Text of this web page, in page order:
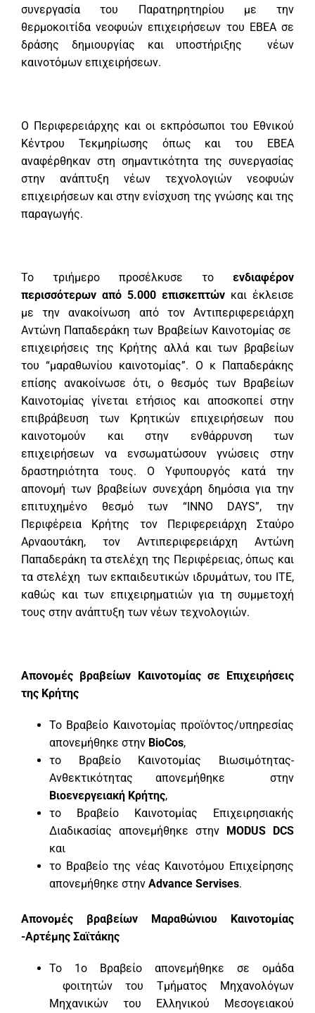
συνεργασία του Παρατηρητηρίου με την
θερμοκοιτίδα νεοφυών επιχειρήσεων του ΕΒΕΑ σε
δράσης δημιουργίας και υποστήριξης νέων
καινοτόμων επιχειρήσεων.
Ο Περιφερειάρχης και οι εκπρόσωποι του Εθνικού
Κέντρου Τεκμηρίωσης όπως και του ΕΒΕΑ
αναφέρθηκαν στη σημαντικότητα της συνεργασίας
στην ανάπτυξη νέων τεχνολογιών νεοφυών
επιχειρήσεων και στην ενίσχυση της γνώσης και της
παραγωγής.
Το τριήμερο προσέλκυσε το ενδιαφέρον
περισσότερων από 5.000 επισκεπτών και έκλεισε
με την ανακοίνωση από τον Αντιπεριφερειάρχη
Αντώνη Παπαδεράκη των Βραβείων Καινοτομίας σε
επιχειρήσεις της Κρήτης αλλά και των βραβείων
του “μαραθωνίου καινοτομίας”. Ο κ Παπαδεράκης
επίσης ανακοίνωσε ότι, ο θεσμός των Βραβείων
Καινοτομίας γίνεται ετήσιος και αποσκοπεί στην
επιβράβευση των Κρητικών επιχειρήσεων που
καινοτομούν και στην ενθάρρυνση των
επιχειρήσεων να ενσωματώσουν γνώσεις στην
δραστηριότητα τους. Ο Υφυπουργός κατά την
απονομή των βραβείων συνεχάρη δημόσια για την
επιτυχημένο θεσμό των “INNO DAYS”, την
Περιφέρεια Κρήτης τον Περιφερειάρχη Σταύρο
Αρναουτάκη, τον Αντιπεριφερειάρχη Αντώνη
Παπαδεράκη τα στελέχη της Περιφέρειας, όπως και
τα στελέχη των εκπαιδευτικών ιδρυμάτων, του ΙΤΕ,
καθώς και των επιχειρηματιών για τη συμμετοχή
τους στην ανάπτυξη των νέων τεχνολογιών.
Απονομές βραβείων Καινοτομίας σε Επιχειρήσεις
της Κρήτης
Το Βραβείο Καινοτομίας προϊόντος/υπηρεσίας
απονεμήθηκε στην BioCos,
το Βραβείο Καινοτομίας Βιωσιμότητας-
Ανθεκτικότητας απονεμήθηκε στην
Βιοενεργειακή Κρήτης,
το Βραβείο Καινοτομίας Επιχειρησιακής
Διαδικασίας απονεμήθηκε στην MODUS DCS
και
το Βραβείο της νέας Καινοτόμου Επιχείρησης
απονεμήθηκε στην Advance Servises.
Απονομές βραβείων Μαραθώνιου Καινοτομίας
-Αρτέμης Σαϊτάκης
Το 1ο Βραβείο απονεμήθηκε σε ομάδα
φοιτητών του Τμήματος Μηχανολόγων
Μηχανικών του Ελληνικού Μεσογειακού